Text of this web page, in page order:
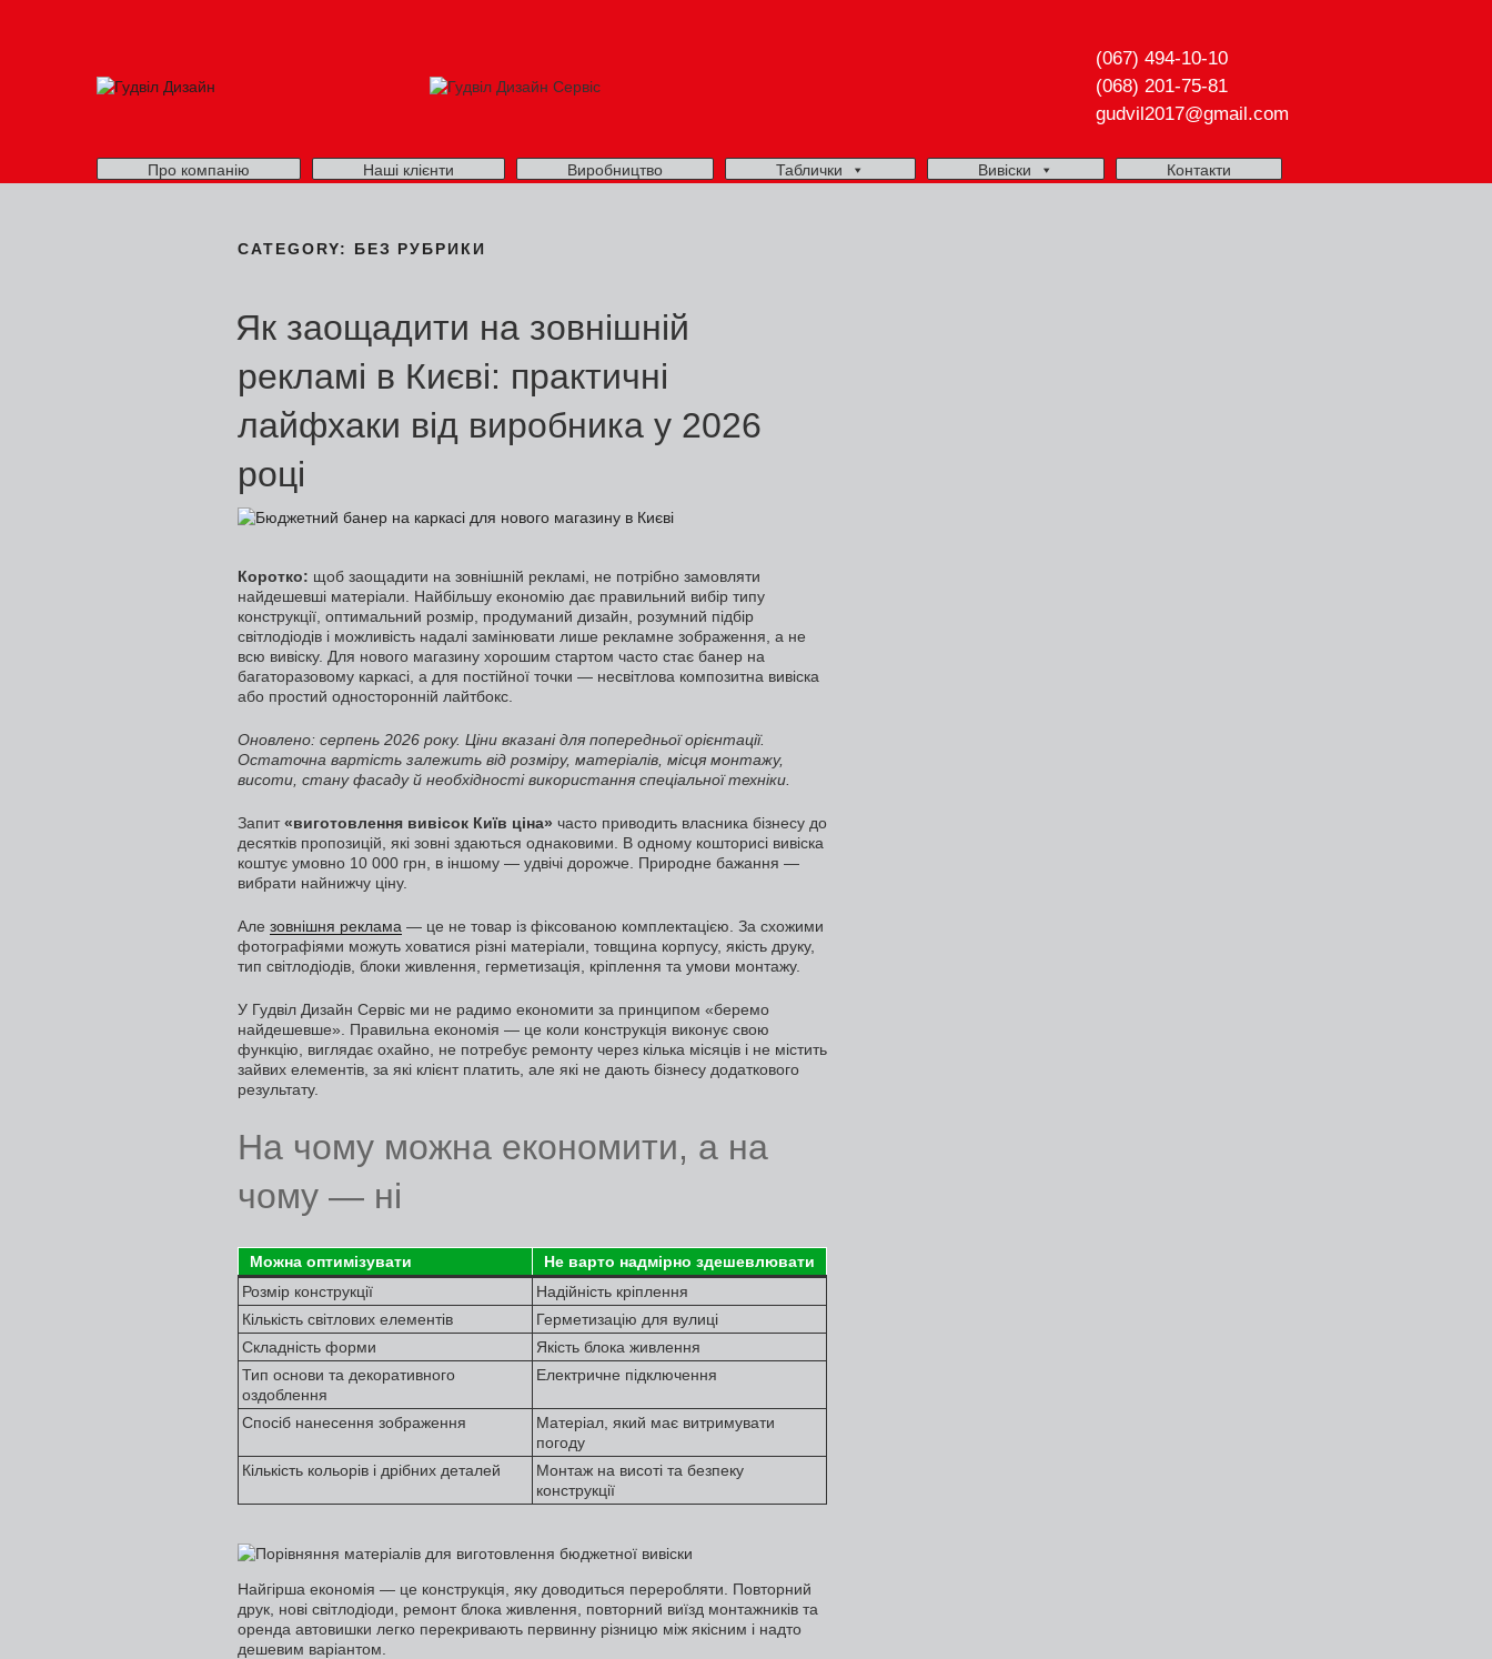
(067) 494-10-10
(068) 201-75-81
gudvil2017@gmail.com
Про компанію Наші клієнти Виробництво Таблички Вивіски Контакти
CATEGORY: БЕЗ РУБРИКИ
Як заощадити на зовнішній
рекламі в Києві: практичні
лайфхаки від виробника у 2026
році
Коротко: щоб заощадити на зовнішній рекламі, не потрібно замовляти
найдешевші матеріали. Найбільшу економію дає правильний вибір типу
конструкції, оптимальний розмір, продуманий дизайн, розумний підбір
світлодіодів і можливість надалі замінювати лише рекламне зображення, а не
всю вивіску. Для нового магазину хорошим стартом часто стає банер на
багаторазовому каркасі, а для постійної точки — несвітлова композитна вивіска
або простий односторонній лайтбокс.
Оновлено: серпень 2026 року. Ціни вказані для попередньої орієнтації.
Остаточна вартість залежить від розміру, матеріалів, місця монтажу,
висоти, стану фасаду й необхідності використання спеціальної техніки.
Запит«виготовлення вивісок Київ ціна» часто приводить власника бізнесу до
десятків пропозицій, які зовні здаються однаковими. В одному кошторисі вивіска
коштує умовно 10 000 грн, в іншому — удвічі дорожче. Природне бажання —
вибрати найнижчу ціну.
Але зовнішня реклама — це не товар із фіксованою комплектацією. За схожими
фотографіями можуть ховатися різні матеріали, товщина корпусу, якість друку,
тип світлодіодів, блоки живлення, герметизація, кріплення та умови монтажу.
У Гудвіл Дизайн Сервіс ми не радимо економити за принципом «беремо
найдешевше». Правильна економія — це коли конструкція виконує свою
функцію, виглядає охайно, не потребує ремонту через кілька місяців і не містить
зайвих елементів, за які клієнт платить, але які не дають бізнесу додаткового
результату.
На чому можна економити, а на
чому — ні
Можна оптимізувати
Не варто надмірно здешевлювати
Розмір конструкції
Надійність кріплення
Кількість світлових елементів
Герметизацію для вулиці
Складність форми
Якість блока живлення
Тип основи та декоративного
оздоблення
Електричне підключення
Спосіб нанесення зображення
Матеріал, який має витримувати
погоду
Кількість кольорів і дрібних деталей
Монтаж на висоті та безпеку
конструкції
Найгірша економія — це конструкція, яку доводиться переробляти. Повторний
друк, нові світлодіоди, ремонт блока живлення, повторний виїзд монтажників та
оренда автовишки легко перекривають первинну різницю між якісним і надто
дешевим варіантом.